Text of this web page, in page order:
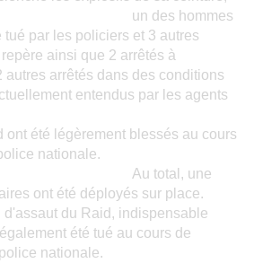
un des hommes
tué par les policiers et 3 autres
ainsi que 2 arrêtés à
autres arrêtés dans des conditions
entendus par les agents
ont été légèrement blessés au cours
nationale.
Au total, une
ont été déployés sur place.
d'assaut du Raid, indispensable
été tué au cours de
nationale.